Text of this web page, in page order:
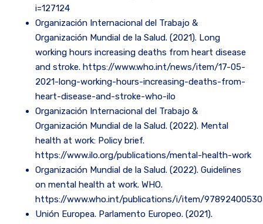
i=127124
Organización Internacional del Trabajo &
Organización Mundial de la Salud. (2021). Long
working hours increasing deaths from heart disease
and stroke. https://www.who.int/news/item/17-05-
2021-long-working-hours-increasing-deaths-from-
heart-disease-and-stroke-who-ilo
Organización Internacional del Trabajo &
Organización Mundial de la Salud. (2022). Mental
health at work: Policy brief.
https://www.ilo.org/publications/mental-health-work
Organización Mundial de la Salud. (2022). Guidelines
on mental health at work. WHO.
https://www.who.int/publications/i/item/
Unión Europea. Parlamento Europeo. (2021).